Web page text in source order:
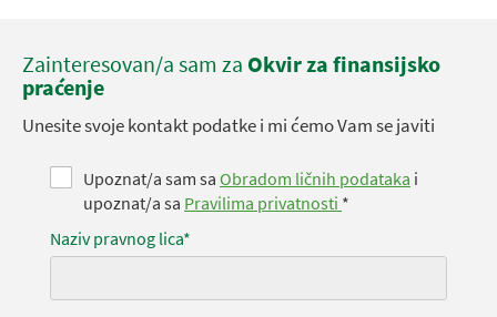
Zainteresovan/a sam za Okvir za finansijsko
praćenje
Unesite svoje kontakt podatke i mi ćemo Vam se javiti
Upoznat/a sam sa Obradom ličnih podataka i
upoznat/a sa Pravilima privatnosti *
Naziv pravnog lica*